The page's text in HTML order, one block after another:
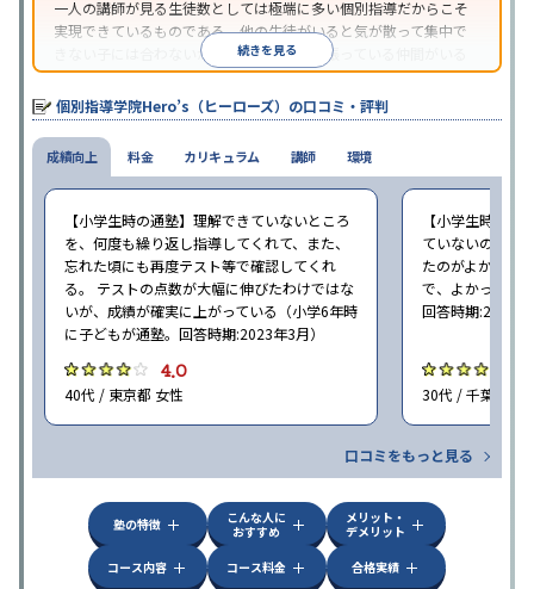
一人の講師が見る生徒数としては極端に多い個別指導だからこそ
実現できているものである。他の生徒がいると気が散って集中で
きない子には合わないが、周りに一緒に頑張っている仲間がいる
ほうが頑張れるタイプの子にはとてもコスパがいいと言える。
続きを見る
個別指導学院Hero’s（ヒーローズ）の口コミ・評判
成績向上
【小学生時の通塾】理解できていないところ
を、何度も繰り返し指導してくれて、また、
忘れた頃にも再度テスト等で確認してくれ
る。 テストの点数が大幅に伸びたわけではな
いが、成績が確実に上がっている（小学6年時
に子どもが通塾。回答時期:2023年3月）
4.0
40代 / 東京都 女性
【小学生時の通
ていないので、
たのがよかった
で、よかった（
回答時期:2023
30代 / 千葉県 女
口コミをもっと見る
料金 カリキュラム 講師 環境
塾の特徴
こんな人に
おすすめ
メリット・
デメリット
コース内容
コース料金 合格実績